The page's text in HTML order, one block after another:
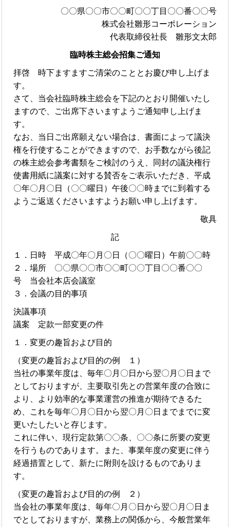
〇〇県〇〇市〇〇町〇〇丁目〇〇番〇〇号
株式会社雛形コーポレーション
代表取締役社長 雛形文太郎
臨時株主総会招集ご通知
拝啓 時下ますますご清栄のこととお慶び申し上げま
す。
さて、当会社臨時株主総会を下記のとおり開催いたし
ますので、ご出席下さいますようご通知申し上げま
す。
なお、当日ご出席願えない場合は、書面によって議決
権を行使することができますので、お手数ながら後記
の株主総会参考書類をご検討のうえ、同封の議決権行
使書用紙に議案に対する賛否をご表示いただき、平成
〇年〇月〇日（〇〇曜日）午後〇〇時までに到着する
ようご返送くださいますようお願い申し上げます。
敬具
記
１．日時 平成〇年〇月〇日（〇〇曜日）午前〇〇時
２．場所 〇〇県〇〇市〇〇町〇〇丁目〇〇番〇〇
号 当会社本店会議室
３．会議の目的事項
決議事項
議案 定款一部変更の件
１．変更の趣旨および目的
（変更の趣旨および目的の例 １）
当社の事業年度は、毎年〇月〇日から翌〇月〇日まで
としておりますが、主要取引先との営業年度の合致に
より、より効率的な事業運営の推進が期待できるた
め、これを毎年〇月〇日から翌〇月〇日までまでに変
更いたしたいと存じます。
これに伴い、現行定款第〇〇条、〇〇条に所要の変更
を行うものであります。また、事業年度の変更に伴う
経過措置として、新たに附則を設けるものでありま
す。
（変更の趣旨および目的の例 ２）
当会社の事業年度は、毎年〇月〇日から翌〇月〇日ま
でとしておりますが、業務上の関係から、今般営業年